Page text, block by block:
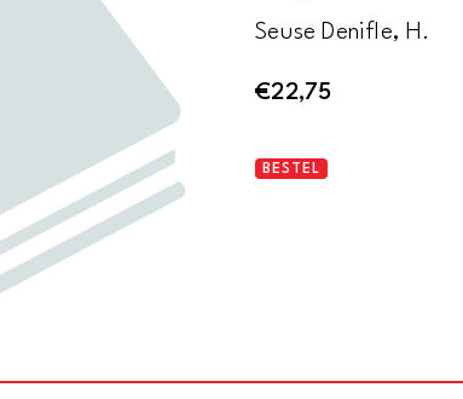
Seuse Denifle, H.
€22,75
Das
14.
BESTEL